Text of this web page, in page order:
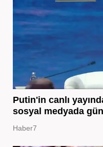
Putin'in canlı
sosyal medyada
Haber7